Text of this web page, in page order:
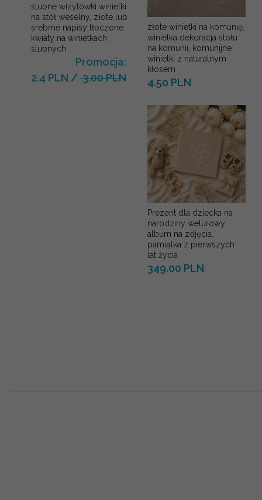
ślubne wizytówki winietki
na stół weselny, złote lub
srebrne napisy tłoczone
kwiaty na winietkach
ślubnych
Promocja:
2.4 PLN / 3.00 PLN
złote winietki na komunię,
winietka dekoracja stołu
na komunii, komunijne
winietki z naturalnym
kłosem
4.50 PLN
Prezent dla dziecka na
narodziny welurowy
album na zdjęcia,
pamiątka z pierwszych
lat życia
349.00 PLN